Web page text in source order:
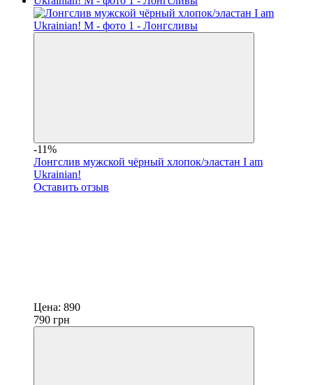
-11%
Лонгслив мужской чёрный хлопок/эластан I am
Ukrainian!
Оставить отзыв
Цена: 890
790 грн